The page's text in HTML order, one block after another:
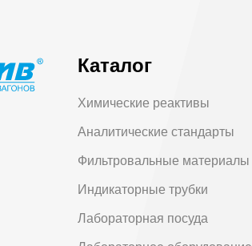
Каталог
Химические реактивы
Аналитические стандарты
Фильтровальные материалы
Индикаторные трубки
Лабораторная посуда